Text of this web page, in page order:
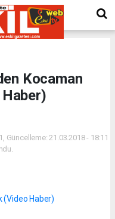
Kocaman
Güncelleme: 21.03.2018 - 18:11